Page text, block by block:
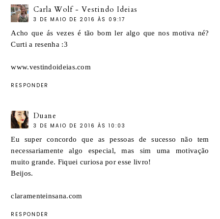
Carla Wolf - Vestindo Ideias
3 DE MAIO DE 2016 ÀS 09:17
Acho que ás vezes é tão bom ler algo que nos motiva né?
Curti a resenha :3
www.vestindoideias.com
RESPONDER
Duane
3 DE MAIO DE 2016 ÀS 10:03
Eu super concordo que as pessoas de sucesso não tem
necessariamente algo especial, mas sim uma motivação
muito grande. Fiquei curiosa por esse livro!
Beijos.
claramenteinsana.com
RESPONDER